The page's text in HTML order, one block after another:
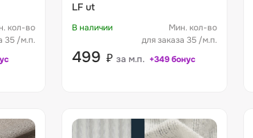
кол-во
35 /м.п.
LF ut
В наличии
Мин. кол-во
для заказа 35 /м.п.
499 ₽ за м.п. +349 бонус